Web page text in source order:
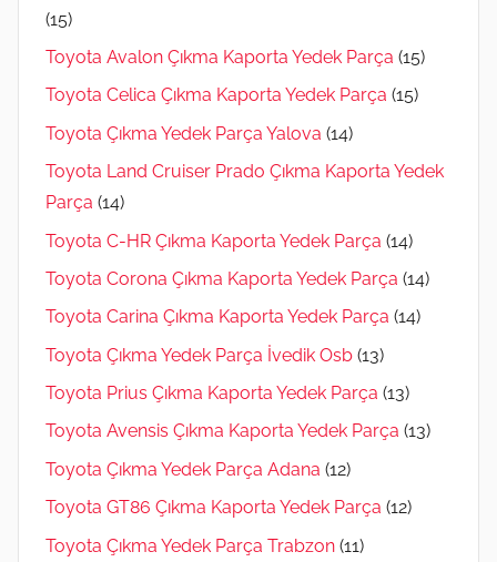
(15)
Toyota Avalon Çıkma Kaporta Yedek Parça (15)
Toyota Celica Çıkma Kaporta Yedek Parça (15)
Toyota Çıkma Yedek Parça Yalova (14)
Toyota Land Cruiser Prado Çıkma Kaporta Yedek
Parça (14)
Toyota C-HR Çıkma Kaporta Yedek Parça (14)
Toyota Corona Çıkma Kaporta Yedek Parça (14)
Toyota Carina Çıkma Kaporta Yedek Parça (14)
Toyota Çıkma Yedek Parça İvedik Osb (13)
Toyota Prius Çıkma Kaporta Yedek Parça (13)
Toyota Avensis Çıkma Kaporta Yedek Parça (13)
Toyota Çıkma Yedek Parça Adana (12)
Toyota GT86 Çıkma Kaporta Yedek Parça (12)
Toyota Çıkma Yedek Parça Trabzon (11)